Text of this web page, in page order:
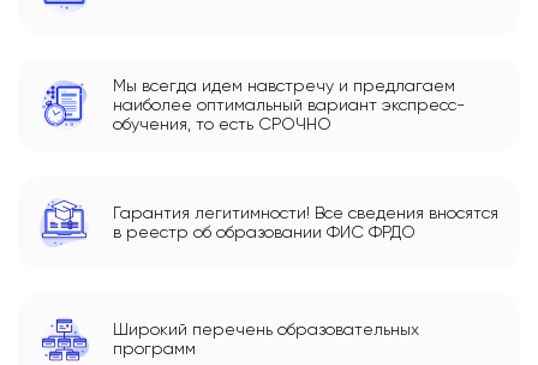
Мы всегда идем навстречу и предлагаем
наиболее оптимальный вариант экспресс-
обучения, то есть СРОЧНО
Гарантия легитимности! Все сведения вносятся
в реестр об образовании ФИС ФРДО
Широкий перечень образовательных
программ